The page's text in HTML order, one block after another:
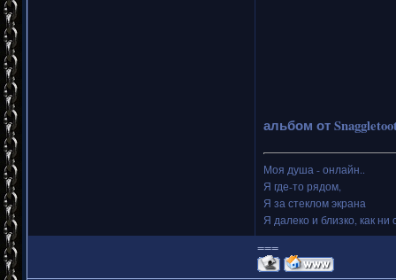
альбом от
Моя душа - онлайн..
Я где-то рядом,
Я за стеклом экрана
Я далеко и близко, как ни
===